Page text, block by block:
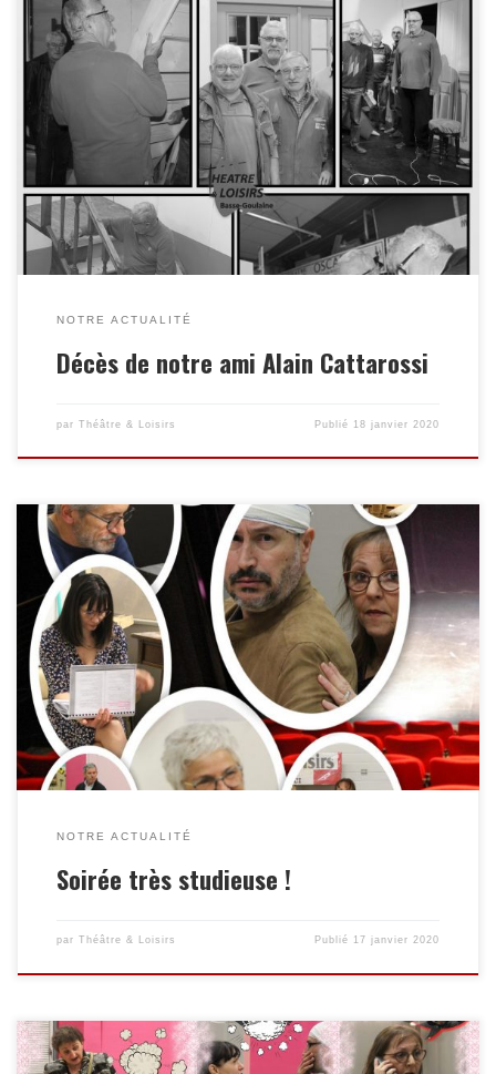
Théâtre Basse-Goulaine est en deuil Nous avons l’immense
peine de vous annoncer le décès d’Alain CATTAROSSI membre
de l’équipe décors.
NOTRE ACTUALITÉ
Décès de notre ami Alain Cattarossi
par Théâtre & Loisirs Publié 18 janvier 2020
NOTRE ACTUALITÉ
Soirée très studieuse !
par Théâtre & Loisirs Publié 17 janvier 2020